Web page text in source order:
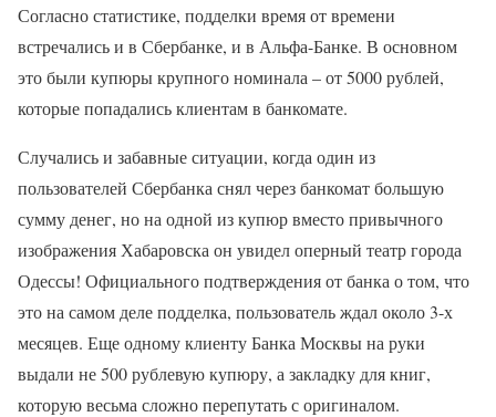
Согласно статистике, подделки время от времени
встречались и в Сбербанке, и в Альфа-Банке. В основном
это были купюры крупного номинала – от 5000 рублей,
которые попадались клиентам в банкомате.
Случались и забавные ситуации, когда один из
пользователей Сбербанка снял через банкомат большую
сумму денег, но на одной из купюр вместо привычного
изображения Хабаровска он увидел оперный театр города
Одессы! Официального подтверждения от банка о том, что
это на самом деле подделка, пользователь ждал около 3-х
месяцев. Еще одному клиенту Банка Москвы на руки
выдали не 500 рублевую купюру, а закладку для книг,
которую весьма сложно перепутать с оригиналом.